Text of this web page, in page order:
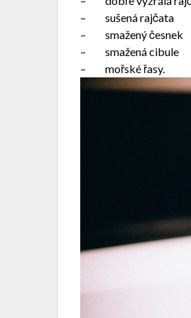
– sušená rajčata
– smažený česnek
– smažená cibule
– mořské řasy.